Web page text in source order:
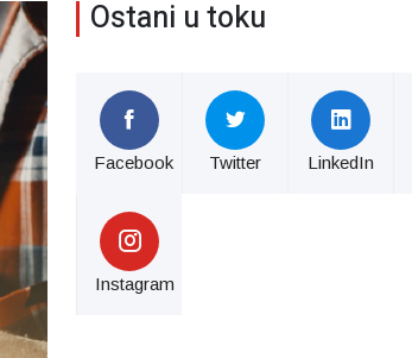
Ostani u toku
Facebook Twitter LinkedIn
Instagram